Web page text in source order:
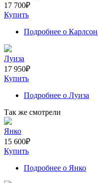
17 700₽
Купить
Подробнее о
Луиза
17 950₽
Купить
Подробнее о Луиза
Так же смотрели
Янко
15 600₽
Купить
Подробнее о Янко